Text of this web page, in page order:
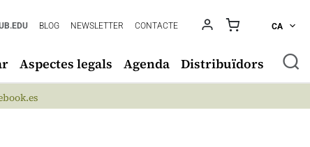
BLOG NEWSLETTER CONTACTE CA
Aspectes legals Agenda Distribuïdors